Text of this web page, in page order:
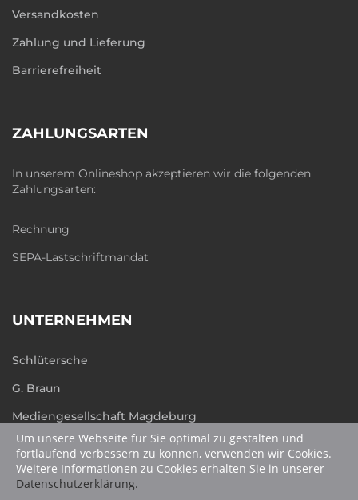
Versandkosten
Zahlung und Lieferung
Barrierefreiheit
ZAHLUNGSARTEN
In unserem Onlineshop akzeptieren wir die folgenden
Zahlungsarten:
Rechnung
SEPA-Lastschriftmandat
UNTERNEHMEN
Schlütersche
G. Braun
Mediengesellschaft Magdeburg
humboldt.de
Um unsere Webseite für Sie optimal zu gestalten und
fortlaufend verbessern zu können, verwenden wir Cookies.
Weitere Informationen zu Cookies erhalten Sie in unserer
Datenschutzerklärung.